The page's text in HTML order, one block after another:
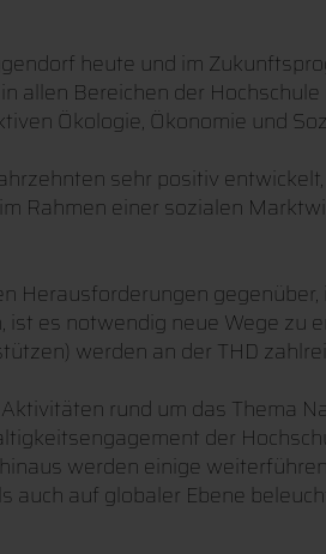
heute und im
Bereichen der
Ökologie, Ökonomie und
sehr positiv
Rahmen einer sozialen
Herausforderungen
es notwendig neue Wege
werden an der THD
rund um das Thema
der
werden einige
auch auf globaler Ebene